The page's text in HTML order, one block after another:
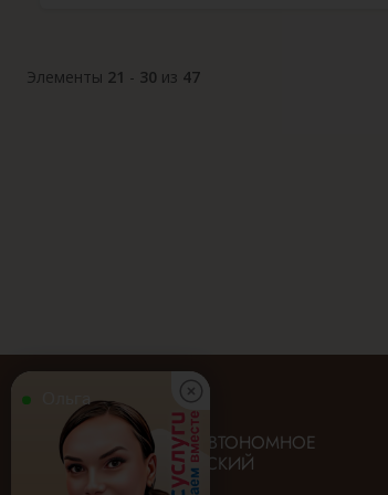
Ольга
Элементы 21 - 30 из 47
ГОСУДАРСТВЕННОЕ АВТОНОМНОЕ
УЧРЕЖДЕНИЕ «ИРКУТСКИЙ
ОБЛАСТНОЙ